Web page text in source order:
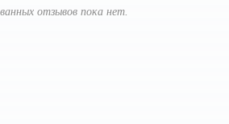
отзывов пока нет.